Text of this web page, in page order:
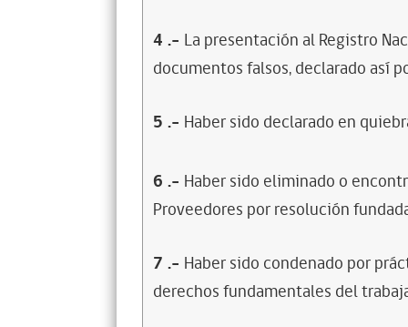
4 .- La presentación al Registro
documentos falsos, declarado así
5 .- Haber sido declarado en
6 .- Haber sido eliminado o
Proveedores por resolución
7 .- Haber sido condenado por
derechos fundamentales del